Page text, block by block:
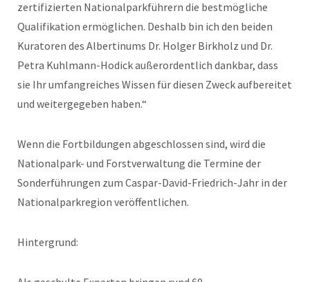
zertifizierten Nationalparkführern die bestmögliche
Qualifikation ermöglichen. Deshalb bin ich den beiden
Kuratoren des Albertinums Dr. Holger Birkholz und Dr.
Petra Kuhlmann-Hodick außerordentlich dankbar, dass
sie Ihr umfangreiches Wissen für diesen Zweck aufbereitet
und weitergegeben haben.“
Wenn die Fortbildungen abgeschlossen sind, wird die
Nationalpark- und Forstverwaltung die Termine der
Sonderführungen zum Caspar-David-Friedrich-Jahr in der
Nationalparkregion veröffentlichen.
Hintergrund: